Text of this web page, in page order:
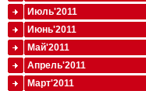
Июль'2011
Июнь'2011
Май'2011
Апрель'2011
Март'2011